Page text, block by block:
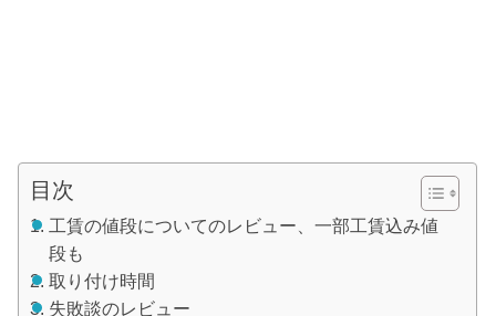
目次
工賃の値段についてのレビュー、一部工賃込み値
段も
取り付け時間
失敗談のレビュー